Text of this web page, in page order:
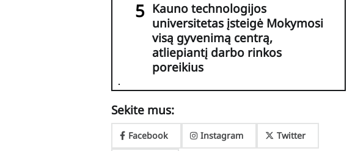
Kauno technologijos
universitetas įsteigė Mokymosi
visą gyvenimą centrą,
atliepiantį darbo rinkos
poreikius
Sekite mus:
Facebook Instagram Twitter